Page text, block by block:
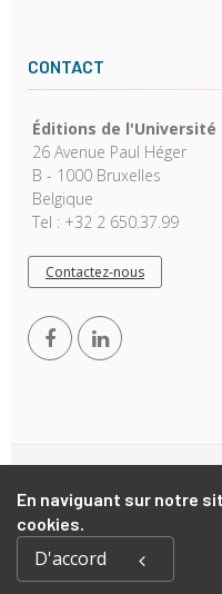
En naviguant sur notre
cookies.
D'accord
CONTACT
Éditions de l'Université
26 Avenue Paul Héger
B - 1000 Bruxelles
Belgique
Tel : +32 2 650.37.99
Contactez-nous